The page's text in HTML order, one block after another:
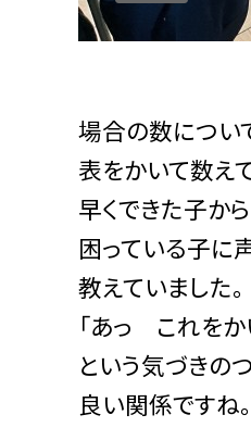
場合の数につい
表をかいて数え
早くできた子から
困っている子に
教えていました。
「あっ これを
という気づきの
良い関係ですね。